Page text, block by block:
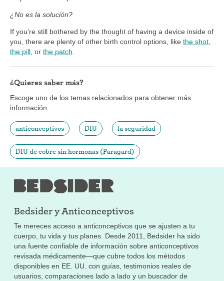
¿No es la solución?
If you’re still bothered by the thought of having a device inside of
you, there are plenty of other birth control options, like the shot
the pill , or the patch
¿Quieres saber más?
Escoge uno de los temas relacionados para obtener más
información.
anticonceptivos DIU la seguridad
DIU de cobre sin hormonas (Paragard)
Bedsider yAnticonceptivos
Te mereces acceso a anticonceptivos que se ajusten a tu
cuerpo, tu vida y tus planes. Desde 2011, Bedsider ha sido
una fuente confiable de información sobre anticonceptivos
revisada médicamente—que cubre todos los métodos
disponibles en EE. UU. con guías, testimonios reales de
usuarios, comparaciones lado a lado y un buscador de